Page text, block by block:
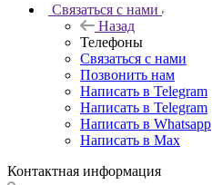
Связаться с нами
Назад
Телефоны
Связаться с нами
Позвонить нам
Написать в Telegram
Написать в Telegram
Написать в Whatsapp
Написать в Max
Контактная информация